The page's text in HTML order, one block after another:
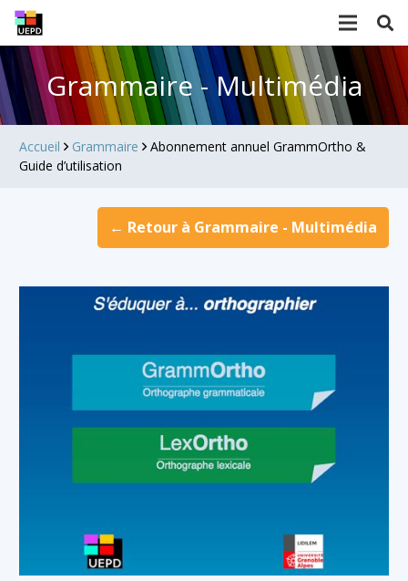
Grammaire - Multimédia
Accueil Grammaire Abonnement annuel GrammOrtho &
Guide d’utilisation
← Retour à Grammaire - Multimédia